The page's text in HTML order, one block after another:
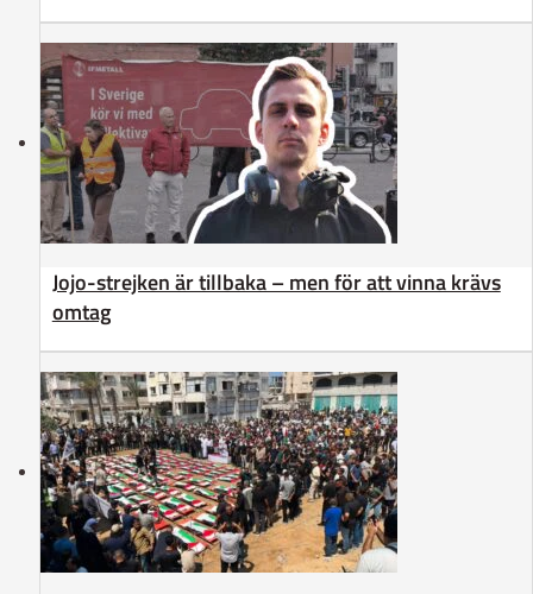
Jojo-strejken är tillbaka – men för att vinna krävs
omtag